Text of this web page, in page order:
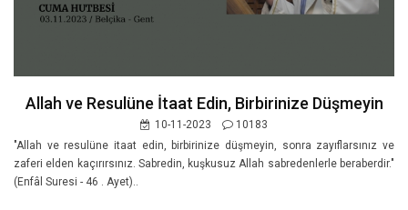
Allah ve Resulüne İtaat Edin, Birbirinize Düşmeyin
10-11-2023
10183
"Allah ve resulüne itaat edin, birbirinize düşmeyin, sonra zayıflarsınız ve
zaferi elden kaçırırsınız. Sabredin, kuşkusuz Allah sabredenlerle beraberdir."
(Enfâl Suresi - 46 . Ayet)..